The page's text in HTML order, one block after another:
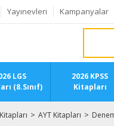
Yayınevleri Kampanyalar
LGS
(8.Sınıf)
2026 KPSS
Kitapları
AYT Kitapları